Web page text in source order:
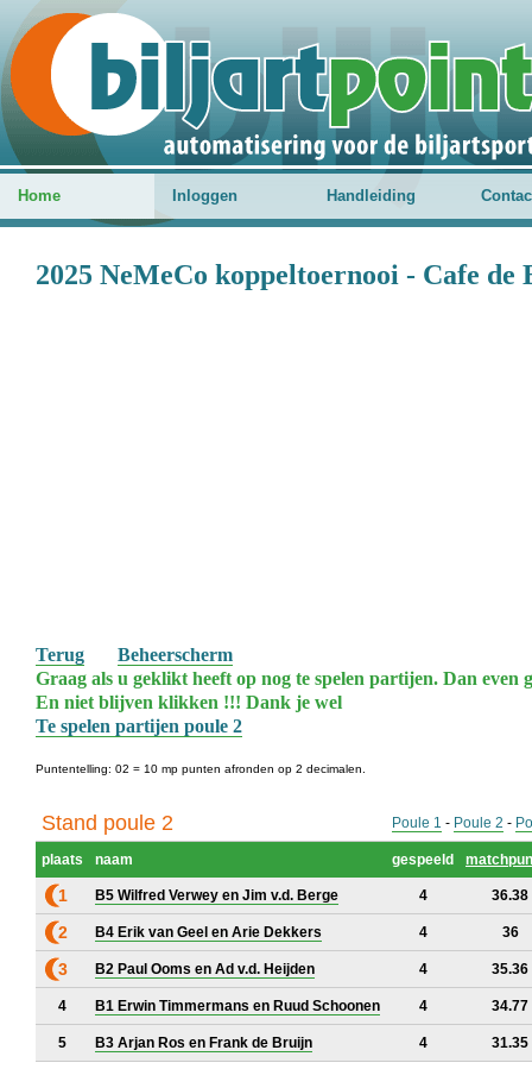
Home Inloggen Handleiding
2025 NeMeCo koppeltoernooi - Cafe
Terug
Beheerscherm
Graag als u geklikt heeft op nog te spelen partijen. Dan even
En niet blijven klikken !!! Dank je wel
Te spelen partijen poule 2
Puntentelling: 02 = 10 mp punten afronden op 2 decimalen.
Stand poule 2 Poule 1 - Poule 2 -
plaats naam gespeeld
1 B5 Wilfred Verwey en Jim v.d. Berge 4 36.38
2 B4 Erik van Geel en Arie Dekkers 4 36
3 B2 Paul Ooms en Ad v.d. Heijden 4 35.36
4 B1 Erwin Timmermans en Ruud Schoonen 4 34.77
5 B3 Arjan Ros en Frank de Bruijn 4 31.35